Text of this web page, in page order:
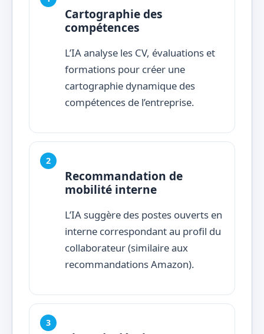
Cartographie des
compétences
L’IA analyse les CV, évaluations et
formations pour créer une
cartographie dynamique des
compétences de l’entreprise.
Recommandation de
mobilité interne
L’IA suggère des postes ouverts en
interne correspondant au profil du
collaborateur (similaire aux
recommandations Amazon).